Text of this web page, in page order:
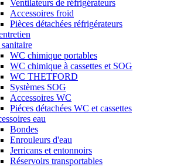
Ventilateurs de réfrigérateurs
Accessoires froid
Pièces détachées réfrigérateurs
WC chimique portables
WC chimique à cassettes et SOG
WC THETFORD
Systèmes SOG
Accessoires WC
Piéces détachées WC et cassettes
eau
Bondes
Enrouleurs d'eau
Jerricans et entonnoirs
Réservoirs transportables